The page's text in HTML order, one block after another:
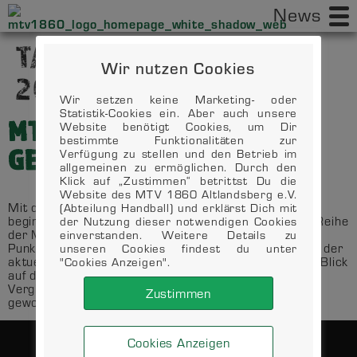
News
TAG:
25. NOVEMBER
2022
MTV 1860 ALTLANDSBERG
GEGEN TSV RUDOW
Mit dem Männer-Turn-Verein 1860 Altlandsberg e.V.
beginnt in der Tabelle der Oberliga Ostsee-Spree die Reihe
der Mannschaften, die derzeit ein negatives
Punkteverhältnis haben. Der MTV ist Tabellenneunter, der
aktuelle Gegner, der TSV Rudow, Tabellenzwölfter. Ein Blick
auf die Tabelle lohnt, denn die Rudower haben im
Vergleich zum MTV mit 284 Toren genau zehn mehr
geworfen. […]
Wir nutzen Cookies
Wir setzen keine Marketing- oder
Statistik-Cookies ein. Aber auch unsere
Website benötigt Cookies, um Dir
bestimmte Funktionalitäten zur
Verfügung zu stellen und den Betrieb im
allgemeinen zu ermöglichen. Durch den
Klick auf „Zustimmen“ betrittst Du die
Website des MTV 1860 Altlandsberg e.V.
(Abteilung Handball) und erklärst Dich mit
der Nutzung dieser notwendigen Cookies
einverstanden. Weitere Details zu
unseren Cookies findest du unter
"Cookies Anzeigen".
Cookies Anzeigen
Zustimmen